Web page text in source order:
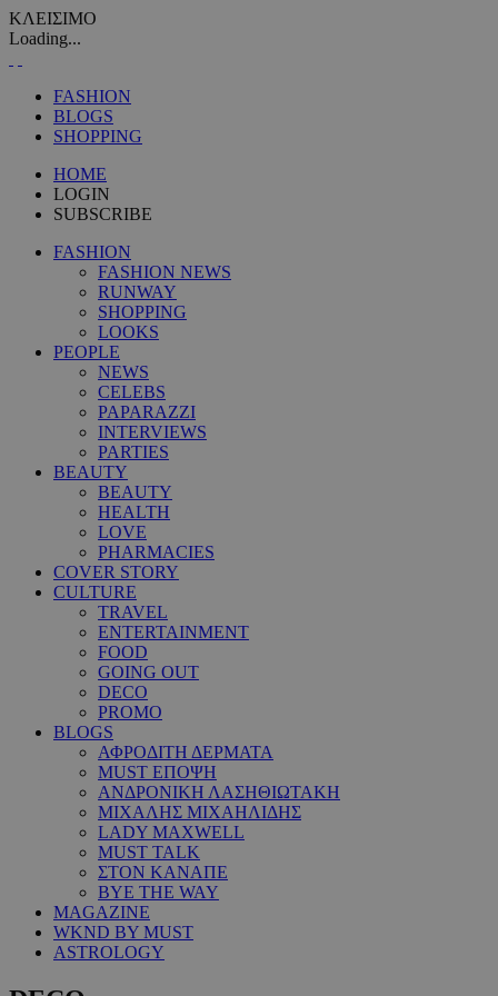
ΚΛΕΙΣΙΜΟ
Loading...
FASHION
BLOGS
SHOPPING
HOME
LOGIN
SUBSCRIBE
FASHION
FASHION NEWS
RUNWAY
SHOPPING
LOOKS
PEOPLE
NEWS
CELEBS
PAPARAZZI
INTERVIEWS
PARTIES
BEAUTY
BEAUTY
HEALTH
LOVE
PHARMACIES
COVER STORY
CULTURE
TRAVEL
ENTERTAINMENT
FOOD
GOING OUT
DECO
PROMO
BLOGS
ΑΦΡΟΔΙΤΗ ΔΕΡΜΑΤΑ
MUST ΕΠΟΨΗ
ΑΝΔΡΟΝΙΚΗ ΛΑΣΗΘΙΩΤΑΚΗ
ΜΙΧΑΛΗΣ ΜΙΧΑΗΛΙΔΗΣ
LADY MAXWELL
MUST TALK
ΣΤΟΝ ΚΑΝΑΠΕ
BYE THE WAY
MAGAZINE
WKND BY MUST
ASTROLOGY